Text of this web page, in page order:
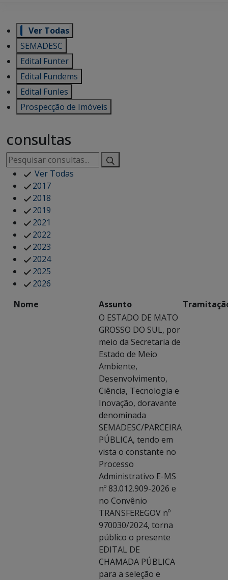
Ver Todas
SEMADESC
Edital Funter
Edital Fundems
Edital Funles
Prospecção de Imóveis
consultas
Ver Todas
2017
2018
2019
2021
2022
2023
2024
2025
2026
Nome
Assunto
O ESTADO DE MATO
GROSSO DO SUL, por
meio da Secretaria de
Estado de Meio
Ambiente,
Desenvolvimento,
Ciência, Tecnologia e
Inovação, doravante
denominada
SEMADESC/PARCEIRA
PÚBLICA, tendo em
vista o constante no
Processo
Administrativo E-MS
nº 83.012.909-2026 e
no Convênio
TRANSFEREGOV nº
970030/2024, torna
público o presente
EDITAL DE
CHAMADA PÚBLICA
para a seleção e